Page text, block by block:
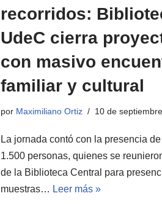
recorridos:
UdeC cierra
con masivo
familiar y cultural
por Maximiliano Ortiz 10 de
La jornada contó con la presencia
1.500 personas, quienes se
de la Biblioteca Central para
muestras… Leer más »